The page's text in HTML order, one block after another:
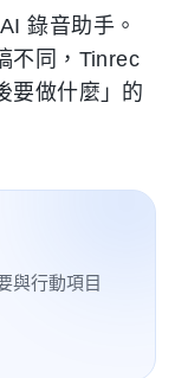
錄音助手。
不同，Tinrec
要做什麼」的
與行動項目